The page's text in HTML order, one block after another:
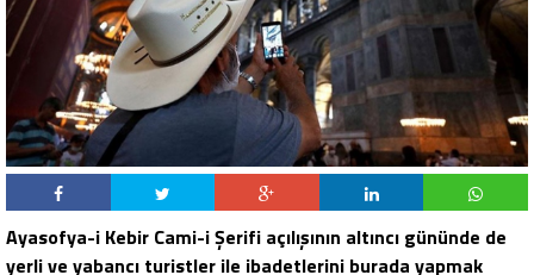
Ayasofya-i Kebir Cami-i Şerifi açılışının altıncı gününde de
yerli ve yabancı turistler ile ibadetlerini burada yapmak